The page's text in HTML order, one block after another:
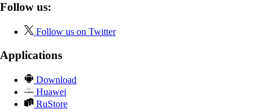
Follow us:
Follow us on Twitter
Applications
Download
Huawei
RuStore